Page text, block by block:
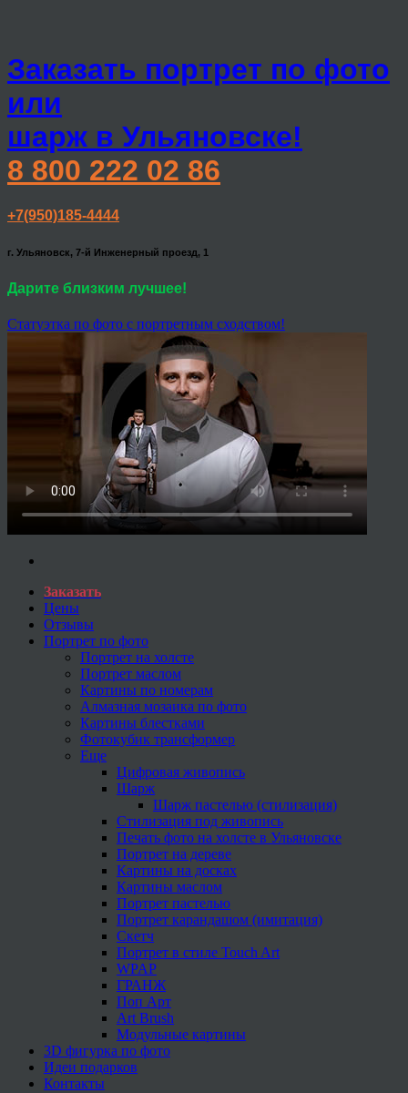
Заказать портрет по фото
или
шарж в Ульяновске!
8 800 222 02 86
+7(950)185-4444
г. Ульяновск, 7-й Инженерный проезд, 1
Дарите близким лучшее!
Статуэтка по фото с портретным сходством!
Заказать
Цены
Отзывы
Портрет по фото
Портрет на холсте
Портрет маслом
Картины по номерам
Алмазная мозаика по фото
Картины блестками
Фотокубик трансформер
Еще
Цифровая живопись
Шарж
Шарж пастелью (стилизация)
Стилизация под живопись
Печать фото на холсте в Ульяновске
Портрет на дереве
Картины на досках
Картины маслом
Портрет пастелью
Портрет карандашом (имитация)
Скетч
Портрет в стиле Touch Art
WPAP
ГРАНЖ
Поп Арт
Art Brush
Модульные картины
3D фигурка по фото
Идеи подарков
Контакты